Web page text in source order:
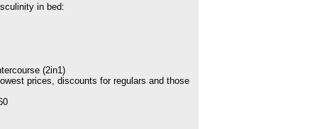
in bed:
(2in1)
prices, discounts for regulars and those